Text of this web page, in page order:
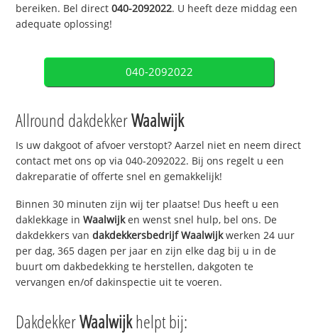
bereiken. Bel direct040-2092022. U heeft deze middag een
adequate oplossing!
040-2092022
Allround dakdekkerWaalwijk
Is uw dakgoot of afvoer verstopt? Aarzel niet en neem direct
contact met ons op via 040-2092022. Bij ons regelt u een
dakreparatie of offerte snel en gemakkelijk!
Binnen 30 minuten zijn wij ter plaatse! Dus heeft u een
daklekkage inWaalwijken wenst snel hulp, bel ons. De
dakdekkers vandakdekkersbedrijfWaalwijk werken 24 uur
per dag, 365 dagen per jaar en zijn elke dag bij u in de
buurt om dakbedekking te herstellen, dakgoten te
vervangen en/of dakinspectie uit te voeren.
DakdekkerWaalwijkhelpt bij: